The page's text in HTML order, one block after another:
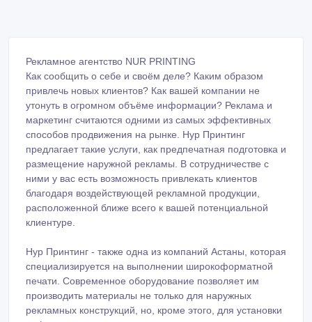
Как сообщить о себе и своём деле? Каким образом
привлечь новых клиентов? Как вашей компании не
утонуть в огромном объёме информации? Реклама и
маркетинг считаются одними из самых эффективных
способов продвижения на рынке. Нур Принтинг
предлагает такие услуги, как предпечатная подготовка и
размещение наружной рекламы. В сотрудничестве с
ними у вас есть возможность привлекать клиентов
благодаря воздействующей рекламной продукции,
расположенной ближе всего к вашей потенциальной
клиентуре.
специализируется на выполнении широкоформатной
печати. Современное оборудование позволяет им
производить материалы не только для наружных
рекламных конструкций, но, кроме этого, для установки
информационных стендов, и даже для декорирования